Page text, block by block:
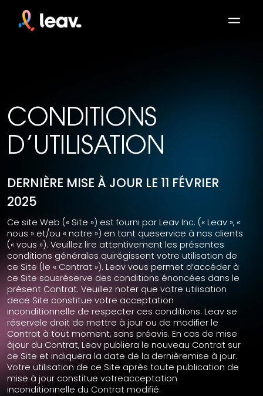
CONDITIONS
D’UTILISATION
DERNIÈRE MISE À JOUR LE 11 FÉVRIER
2025
Ce site Web (« Site ») est fourni par Leav Inc. (« Leav », «
nous » et/ou « notre ») en tant queservice à nos clients
(« vous »). Veuillez lire attentivement les présentes
conditions générales quirégissent votre utilisation de
ce Site (le « Contrat »). Leav vous permet d’accéder à
ce Site sousréserve des conditions énoncées dans le
présent Contrat. Veuillez noter que votre utilisation
dece Site constitue votre acceptation
inconditionnelle de respecter ces conditions. Leav se
réservele droit de mettre à jour ou de modifier le
Contrat à tout moment, sans préavis. En cas de mise
àjour du Contrat, Leav publiera le nouveau Contrat sur
ce Site et indiquera la date de la dernièremise à jour.
Votre utilisation de ce Site après toute publication de
mise à jour constitue votreacceptation
inconditionnelle du Contrat modifié.